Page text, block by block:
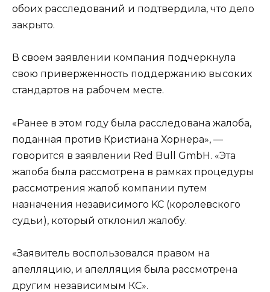
обоих расследований и подтвердила, что дело
закрыто.
В своем заявлении компания подчеркнула
свою приверженность поддержанию высоких
стандартов на рабочем месте.
«Ранее в этом году была расследована жалоба,
поданная против Кристиана Хорнера», —
говорится в заявлении Red Bull GmbH. «Эта
жалоба была рассмотрена в рамках процедуры
рассмотрения жалоб компании путем
назначения независимого KC (королевского
судьи), который отклонил жалобу.
«Заявитель воспользовался правом на
апелляцию, и апелляция была рассмотрена
другим независимым КС».